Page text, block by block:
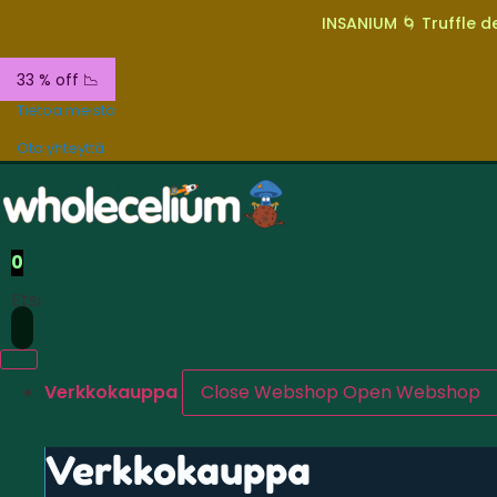
INSANIUM 🌀 Truffle
33 % off 📉
Tietoa meistä
Ota yhteyttä
0
Etsi
Verkkokauppa Close Webshop Open Webshop
Verkkokauppa